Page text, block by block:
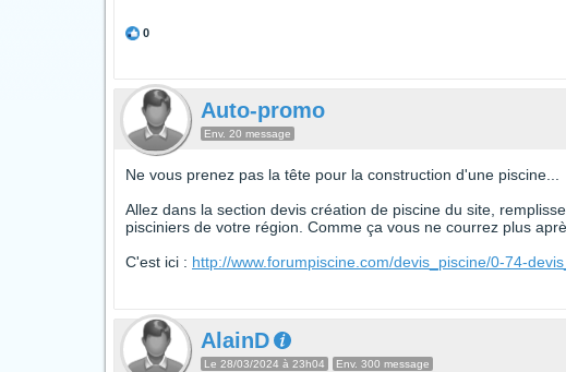
0
Auto-promo
Env. 20 message
Ne vous prenez pas la tête pour la construction d'une piscine...
Allez dans la section devis création de piscine du site,
pisciniers de votre région. Comme ça vous ne courrez plus
C'est ici : http://www.forumpiscine.com/devis_piscine/0-74-
AlainD
Le 28/03/2024 à 23h04 Env. 300 message